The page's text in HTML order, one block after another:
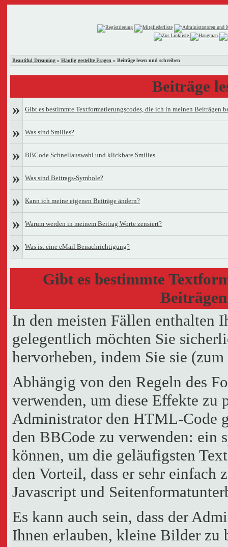
Beautiful Dreaming » Häufig gestellte Fragen » Beiträge lesen und schreiben
Beiträge
»
Gibt es bestimmte Textformatierungscodes, die ich in meinen Beiträgen
» Was sind Smilies?
» BBCode Schnellauswahl und klickbare Smilies
» Was sind Beitrags-Symbole?
» Kann ich meine eigenen Beiträge ändern?
» Warum werden in meinem Beitrag Worte zensiert?
» Was ist eine eMail Benachrichtigung?
Gibt es bestimmte
In den meisten Fällen enthalten
gelegentlich möchten Sie
hervorheben, indem Sie sie
Abhängig von den Regeln des
verwenden, um diese Effekte zu
Administrator den HTML-Code
den BBCode zu verwenden: ein
können, um die geläufigsten
den Vorteil, dass er sehr
Javascript und
Es kann auch sein, dass der
Ihnen erlauben, kleine Bilder zu